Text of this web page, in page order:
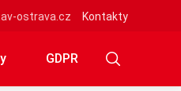
ostrava.cz Kontakty
GDPR